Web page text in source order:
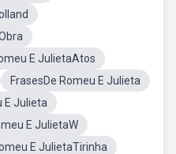
E JulietaAtos
FrasesDe Romeu E Julieta
E Julieta
E JulietaW
E JulietaTirinha